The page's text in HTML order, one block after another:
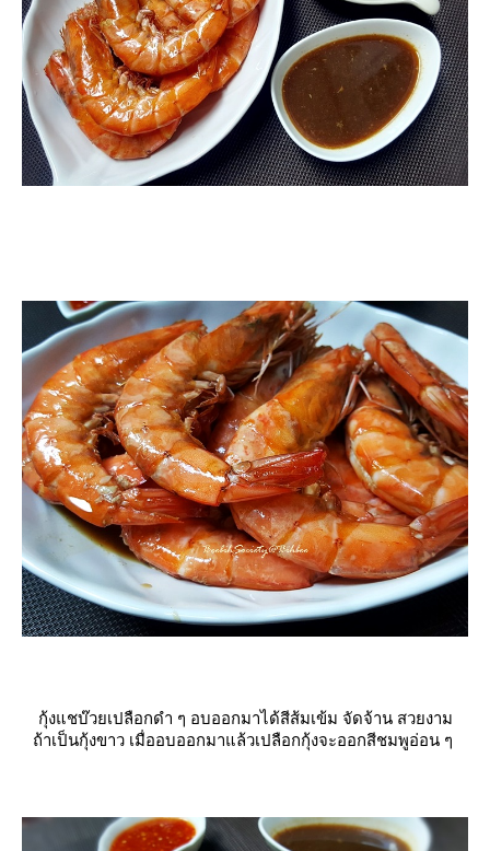
กุ้งแชบ๊วยเปลือกดำ ๆ อบออกมาได้สีส้มเข้ม จัดจ้าน สวยงาม
ถ้าเป็นกุ้งขาว เมื่ออบออกมาแล้วเปลือกกุ้งจะออกสีชมพูอ่อน ๆ